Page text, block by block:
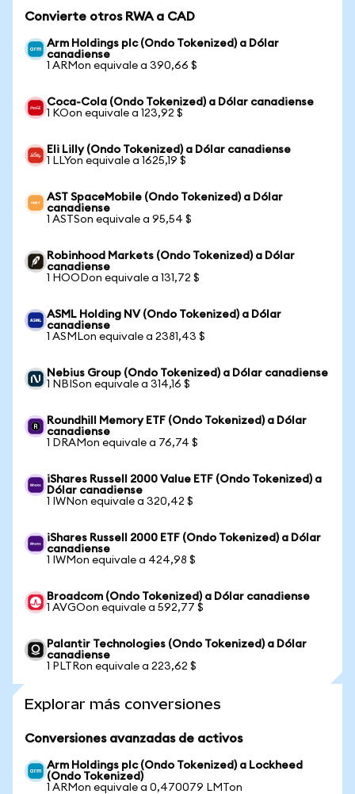
Convierte otros RWA a CAD
Arm Holdings plc (Ondo Tokenized) a Dólar
canadiense
1 ARMon equivale a 390,66 $
Coca-Cola (Ondo Tokenized) a Dólar canadiense
1 KOon equivale a 123,92 $
Eli Lilly (Ondo Tokenized) a Dólar canadiense
1 LLYon equivale a 1625,19 $
AST SpaceMobile (Ondo Tokenized) a Dólar
canadiense
1 ASTSon equivale a 95,54 $
Robinhood Markets (Ondo Tokenized) a Dólar
canadiense
1 HOODon equivale a 131,72 $
ASML Holding NV (Ondo Tokenized) a Dólar
canadiense
1 ASMLon equivale a 2381,43 $
Nebius Group (Ondo Tokenized) a Dólar canadiense
1 NBISon equivale a 314,16 $
Roundhill Memory ETF (Ondo Tokenized) a Dólar
canadiense
1 DRAMon equivale a 76,74 $
iShares Russell 2000 Value ETF (Ondo Tokenized) a
Dólar canadiense
1 IWNon equivale a 320,42 $
iShares Russell 2000 ETF (Ondo Tokenized) a Dólar
canadiense
1 IWMon equivale a 424,98 $
Broadcom (Ondo Tokenized) a Dólar canadiense
1 AVGOon equivale a 592,77 $
Palantir Technologies (Ondo Tokenized) a Dólar
canadiense
1 PLTRon equivale a 223,62 $
Explorar más conversiones
Conversiones avanzadas de activos
Arm Holdings plc (Ondo Tokenized) a Lockheed
(Ondo Tokenized)
1 ARMon equivale a 0,470079 LMTon